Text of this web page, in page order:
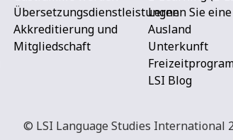
Übersetzungsdienstleistungen
Akkreditierung und
Mitgliedschaft
Lernen Sie
Ausland
Unterkunft
LSI Blog
© LSI Language Studies International